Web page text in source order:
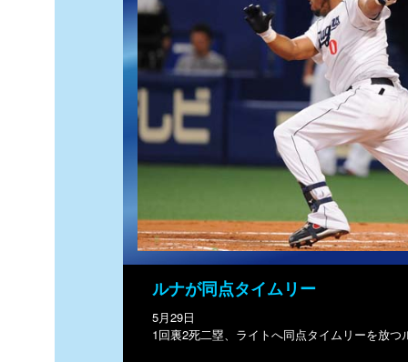
ルナが同点タイムリー
5月29日
1回裏2死二塁、ライトへ同点タイムリーを放つ